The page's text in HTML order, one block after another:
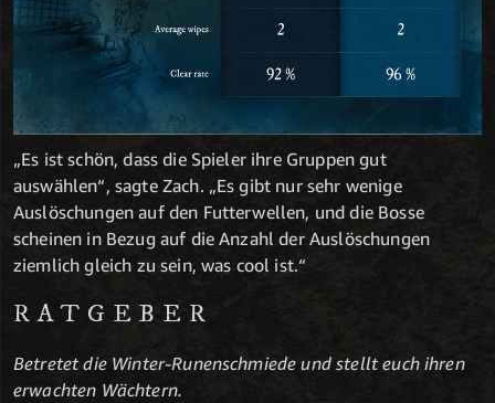
„Es ist schön, dass die Spieler ihre Gruppen gut
auswählen“, sagte Zach. „Es gibt nur sehr wenige
Auslöschungen auf den Futterwellen, und die Bosse
scheinen in Bezug auf die Anzahl der Auslöschungen
ziemlich gleich zu sein, was cool ist.“
RATGEBER
Betretet die Winter-Runenschmiede und stellt euch ihren
erwachten Wächtern.